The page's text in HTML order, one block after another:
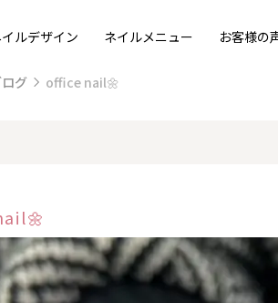
ルデザイン ネイルメニュー お客様の
グ office nail🌼